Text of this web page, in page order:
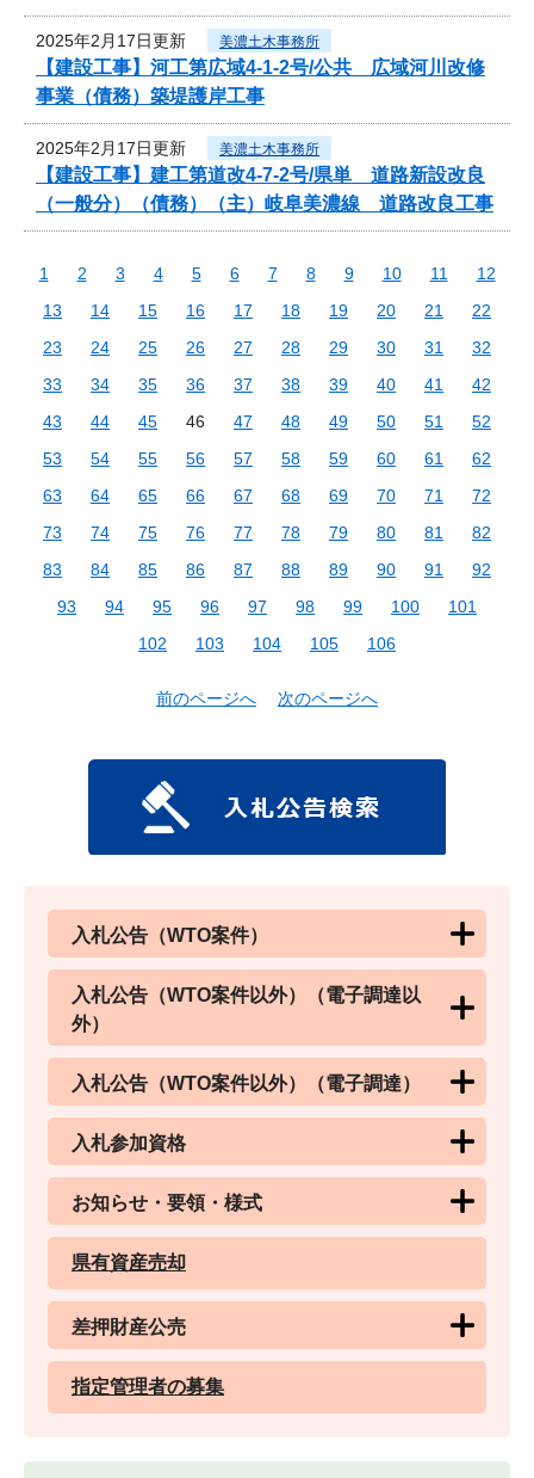
2025年2月17日更新 美濃土木事務所
【建設工事】河工第広域4-1-2号/公共 広域河川改修
事業（債務）築堤護岸工事
2025年2月17日更新 美濃土木事務所
【建設工事】建工第道改4-7-2号/県単 道路新設改良
（一般分）（債務）（主）岐阜美濃線 道路改良工事
1 2 3 4 5 6 7 8 9 10 11
12
13
14 15 16 17 18 19 20 21
22
23
24 25 26 27 28 29 30 31
32
33
34 35 36 37 38 39 40 41
42
43
44 45 46 47 48 49 50 51
52
53
54 55 56 57 58 59 60 61
62
63
64 65 66 67 68 69 70 71
72
73
74 75 76 77 78 79 80 81
82
83
84 85 86 87 88 89 90 91
92
93
94 95 96 97 98 99 100
101
102
103 104 105 106
前のページへ 次のページへ
入札公告（WTO案件）
入札公告（WTO案件以外）（電子調達以
外）
入札公告（WTO案件以外）（電子調達）
入札参加資格
お知らせ・要領・様式
県有資産売却
差押財産公売
指定管理者の募集